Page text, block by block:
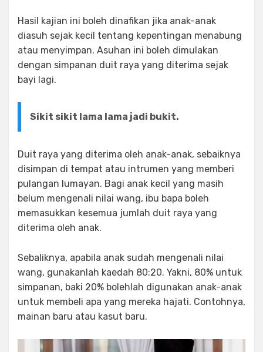
Hasil kajian ini boleh dinafikan jika anak-anak
diasuh sejak kecil tentang kepentingan menabung
atau menyimpan. Asuhan ini boleh dimulakan
dengan simpanan duit raya yang diterima sejak
bayi lagi.
Sikit sikit lama lama jadi bukit.
Duit raya yang diterima oleh anak-anak, sebaiknya
disimpan di tempat atau intrumen yang memberi
pulangan lumayan. Bagi anak kecil yang masih
belum mengenali nilai wang, ibu bapa boleh
memasukkan kesemua jumlah duit raya yang
diterima oleh anak.
Sebaliknya, apabila anak sudah mengenali nilai
wang, gunakanlah kaedah 80:20. Yakni, 80% untuk
simpanan, baki 20% bolehlah digunakan anak-anak
untuk membeli apa yang mereka hajati. Contohnya,
mainan baru atau kasut baru.